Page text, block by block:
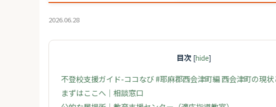
2026.06.28
目次 [hide]
不登校支援ガイド-ココなび #耶麻郡西会津町編 西会津町の現状
まずはここへ｜相談窓口